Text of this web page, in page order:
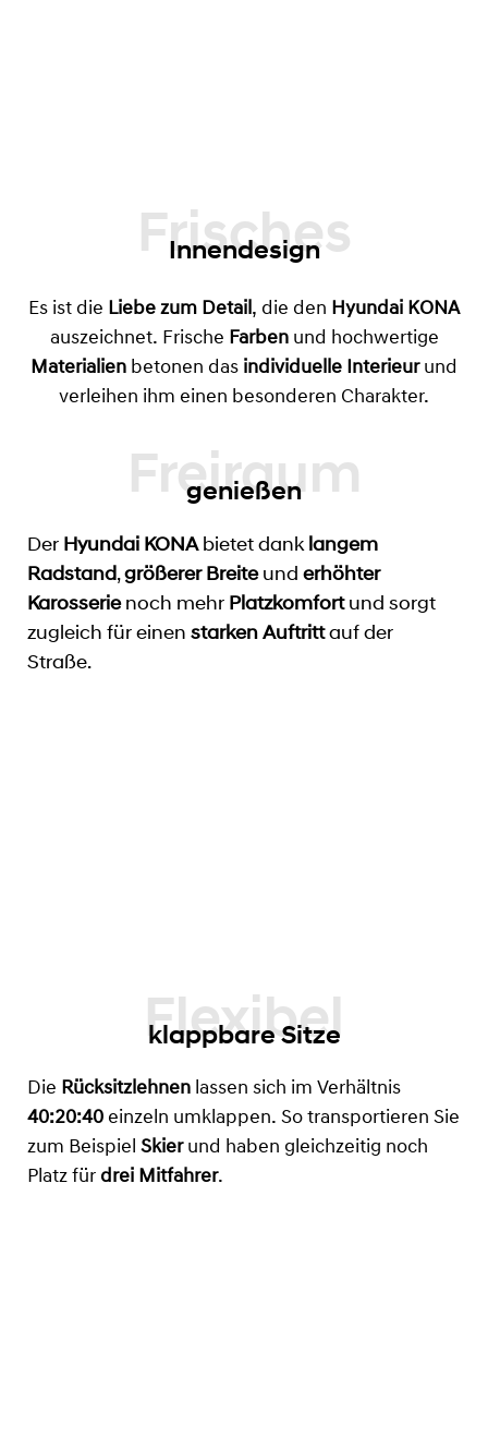
Frisches
Innendesign
Es ist die Liebe zum Detail, die den Hyundai KONA
auszeichnet. Frische Farbenund hochwertige
Materialien betonen das individuelle Interieurund
verleihen ihm einen besonderen Charakter.
genießen
Der Hyundai KONAbietet danklangem
Radstand,größerer Breiteund erhöhter
Karosserienoch mehr Platzkomfortund sorgt
zugleich für einen starken Auftrittauf der
Straße.
klappbare Sitze
Die Rücksitzlehnen lassen sich im Verhältnis
40:20:40 einzeln umklappen. So transportieren Sie
zum Beispiel Skierund haben gleichzeitig noch
Platz für drei Mitfahrer.